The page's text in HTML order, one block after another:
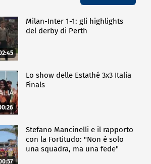
Milan-Inter 1-1: gli highlights
del derby di Perth
Lo show delle Estathé 3x3 Italia
Finals
Stefano Mancinelli e il rapporto
con la Fortitudo: "Non è solo
una squadra, ma una fede"